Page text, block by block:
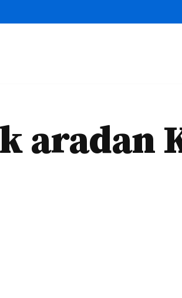
aradan